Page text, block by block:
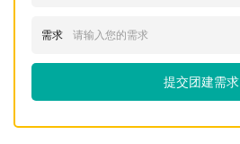
需求
提交团建需求